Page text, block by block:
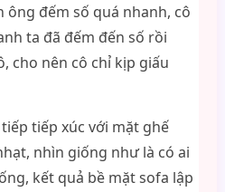
đếm số quá nhanh, cô
ta đã đếm đến số rồi
cho nên cô chỉ kịp giấu
tiếp xúc với mặt ghế
nhìn giống như là có ai
kết quả bề mặt sofa lập